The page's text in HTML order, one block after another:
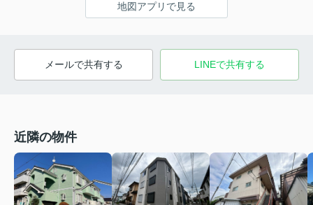
地図アプリで見る
メールで共有する LINEで共有する
近隣の物件